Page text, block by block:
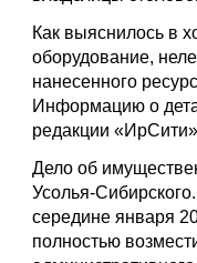
Как выяснилось в
оборудование,
нанесенного
Информацию о
редакции
Дело об
Усолья-
середине января
полностью